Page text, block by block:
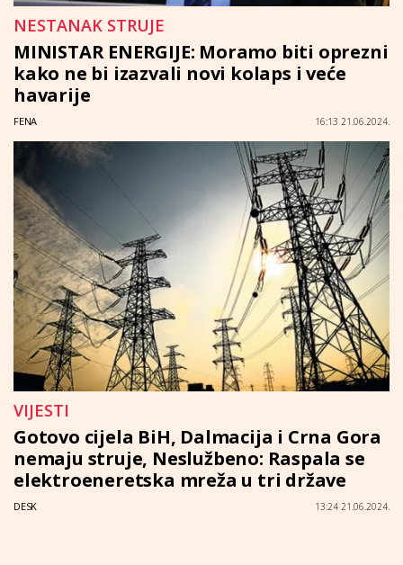
NESTANAK STRUJE
MINISTAR ENERGIJE: Moramo biti oprezni
kako ne bi izazvali novi kolaps i veće
havarije
FENA 16:13 21.06.2024.
VIJESTI
Gotovo cijela BiH, Dalmacija i Crna Gora
nemaju struje, Neslužbeno: Raspala se
elektroeneretska mreža u tri države
DESK 13:24 21.06.2024.